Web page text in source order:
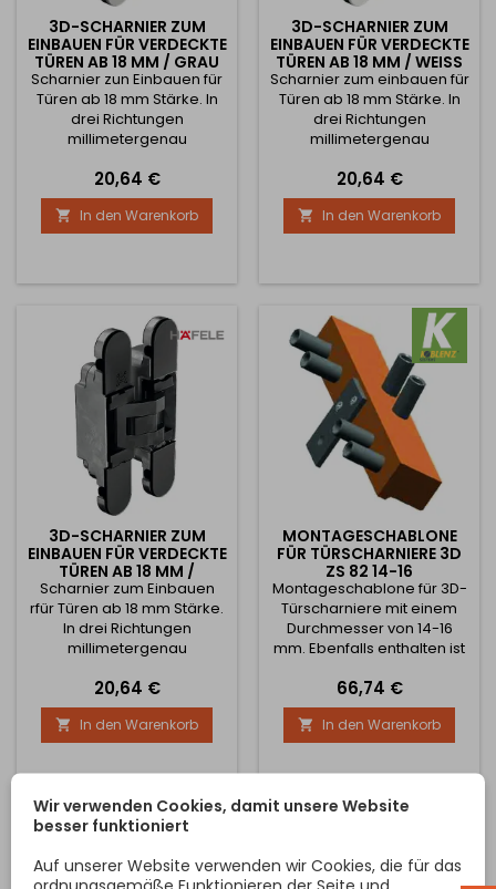
3D-SCHARNIER ZUM
EINBAUEN FÜR VERDECKTE
TÜREN AB 18 MM / GRAU
Scharnier zun Einbauen für
Türen ab 18 mm Stärke. In
drei Richtungen
millimetergenau
Farbe/Oberfläche: grau -
Material: Zinkdruckguss,
Kunststoff Türdicke: ≥ 18
mm. Öffnungswinkel: 180°.
Anschrauben Anwendung:
eingelegte Montage. Preis
gilt für 1 Stück
Preis
20,64 €
 In den Warenkorb
3D-SCHARNIER ZUM
EINBAUEN FÜR VERDECKTE
TÜREN AB 18 MM / WEISS
Scharnier zum einbauen für
Türen ab 18 mm Stärke. In
drei Richtungen
millimetergenau
Farbe/Oberfläche: weiß-
Material: Zinkdruckguss,
Kunststoff Türdicke: ≥ 18
mm. Öffnungswinkel: 180°.
Anschrauben Anwendung:
eingelegte Montage. Preis
gilt für 1 Stück
Preis
20,64 €
 In den Warenkorb
3D-SCHARNIER ZUM
EINBAUEN FÜR VERDECKTE
TÜREN AB 18 MM /
SCHWARZ
Scharnier zum Einbauen
rfür Türen ab 18 mm Stärke.
In drei Richtungen
millimetergenau
Farbe/Oberfläche:
schwarz- Material:
Zinkdruckguss, Kunststoff
Türdicke: ≥ 18 mm.
Öffnungswinkel: 180°.
Anschrauben Anwendung:
für geladene oder
ist für 1 Stück
Preis
20,64 €
 In den Warenkorb
MONTAGESCHABLONE
FÜR TÜRSCHARNIERE 3D
ZS 82 14-16
Montageschablone für 3D-
Türscharniere mit einem
Durchmesser von 14-16
mm. Ebenfalls enthalten ist
Preis
66,74 €
 In den Warenkorb
Wir verwenden Cookies, damit unsere Website
besser funktioniert
Auf unserer Website verwenden wir Cookies, die für das
ordnungsgemäße Funktionieren der Seite und